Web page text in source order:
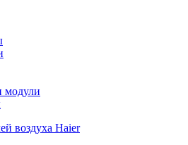
модули
воздуха Haier